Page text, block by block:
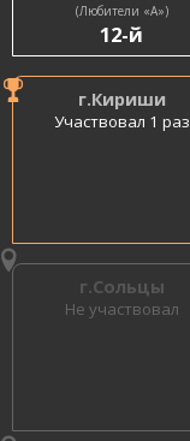
(Любители «A»)
12-й
г.Кириши
Участвовал 1 раз
г.Сольцы
Не участвовал